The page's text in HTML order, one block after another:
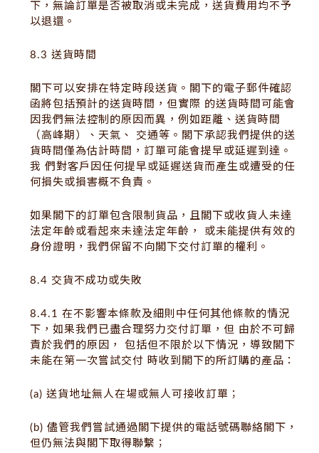
下，無論訂單是否被取消或未完成，送貨費用均不予
以退還。
8.3 送貨時間
閣下可以安排在特定時段送貨。閣下的電子郵件確認
函將包括預計的送貨時間，但實際 的送貨時間可能會
因我們無法控制的原因而異，例如距離、送貨時間
（高峰期）、天氣、 交通等。閣下承認我們提供的送
貨時間僅為估計時間，訂單可能會提早或延遲到達。
我 們對客戶因任何提早或延遲送貨而產生或遭受的任
何損失或損害概不負責。
如果閣下的訂單包含限制貨品，且閣下或收貨人未達
法定年齡或看起來未達法定年齡， 或未能提供有效的
身份證明，我們保留不向閣下交付訂單的權利。
8.4 交貨不成功或失敗
8.4.1 在不影響本條款及細則中任何其他條款的情況
下，如果我們已盡合理努力交付訂單，但 由於不可歸
責於我們的原因， 包括但不限於以下情況，導致閣下
未能在第一次嘗試交付 時收到閣下的所訂購的產品：
(a) 送貨地址無人在場或無人可接收訂單；
(b) 儘管我們嘗試通過閣下提供的電話號碼聯絡閣下，
但仍無法與閣下取得聯繫；